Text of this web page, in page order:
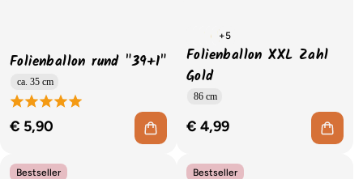
Folienballon rund "39+1"
ca. 35 cm
€ 5,90
+5
Folienballon XXL Zahl
Gold
86 cm
€ 4,99
Bestseller Bestseller